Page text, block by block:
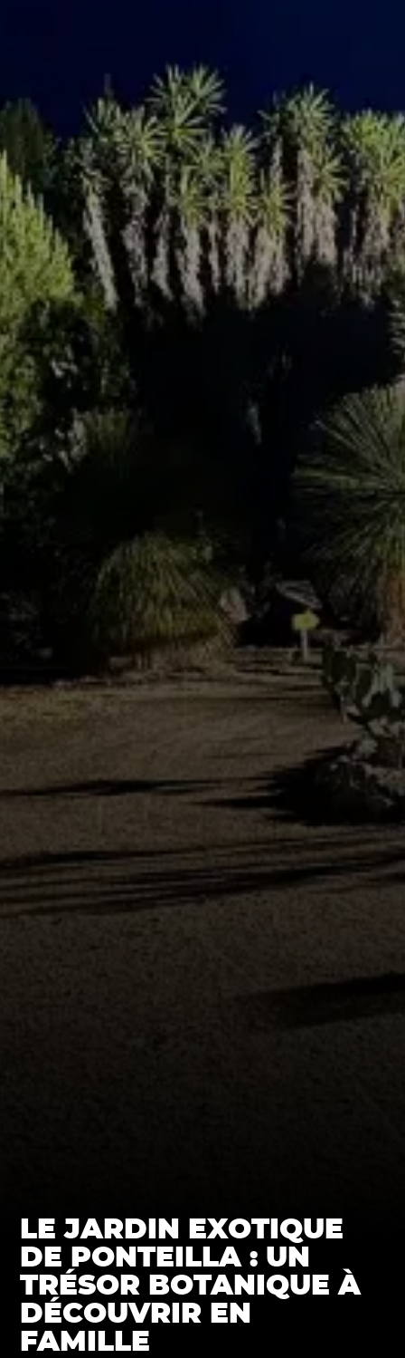
LE JARDIN EXOTIQUE
DE PONTEILLA : UN
TRÉSOR BOTANIQUE À
DÉCOUVRIR EN
FAMILLE